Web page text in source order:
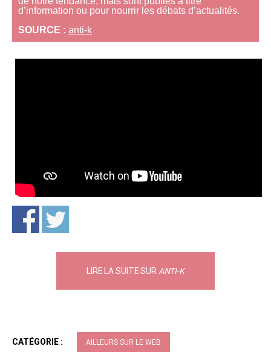
d’information ou pour nourrir les débats d’actualités.
SOURCE : anti-k
LIRE LA SUITE SUR ANTI-K
CATÉGORIE : AILLEURS SUR LE WEB